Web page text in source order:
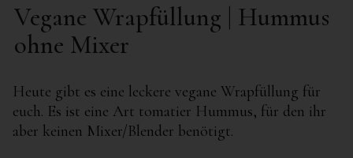
Vegane Wrapfüllung | Hummus
ohne Mixer
Heute gibt es eine leckere vegane Wrapfüllung für
euch. Es ist eine Art tomatier Hummus, für den ihr
aber keinen Mixer/Blender benötigt.